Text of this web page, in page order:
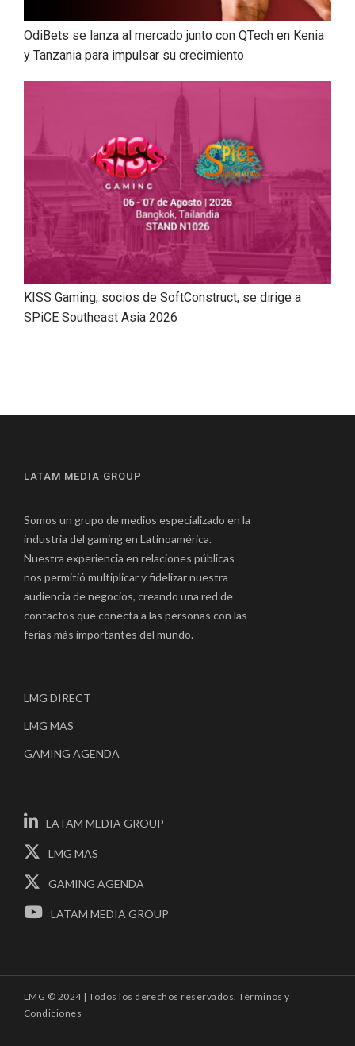
OdiBets se lanza al mercado junto con QTech en Kenia
y Tanzania para impulsar su crecimiento
KISS Gaming, socios de SoftConstruct, se dirige a
SPiCE Southeast Asia 2026
LATAM MEDIA GROUP
Somos un grupo de medios especializado en la
industria del gaming en Latinoamérica.
Nuestra experiencia en relaciones públicas
nos permitió multiplicar y fidelizar nuestra
audiencia de negocios, creando una red de
contactos que conecta a las personas con las
ferias más importantes del mundo.
LMG DIRECT
LMG MAS
GAMING AGENDA
LATAM MEDIA GROUP
LMG MAS
GAMING AGENDA
LATAM MEDIA GROUP
LMG © 2024 | Todos los derechos reservados.Términos y
Condiciones